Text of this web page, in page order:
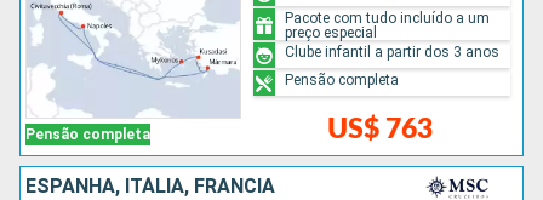
Pensão completa US$ 763
Pacote com tudo incluído a um
preço especial
Clube infantil a partir dos 3 anos
Pensão completa
ESPANHA, ITÁLIA, FRANCIA